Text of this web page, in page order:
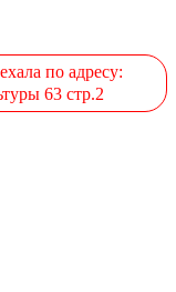
по адресу:
63 стр.2